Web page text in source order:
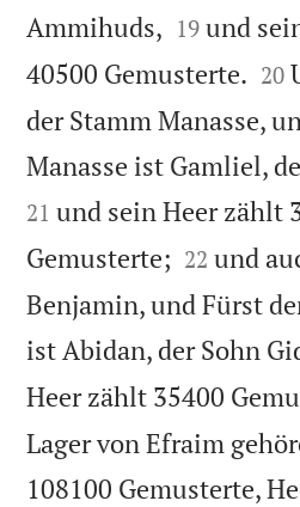
Ammihuds, 

19 und
40500 Gemusterte. 

20
der Stamm Manasse,
Manasse ist Gamliel,
21 und sein Heer zählt
Gemusterte; 

22 und
Benjamin, und Fürst
ist Abidan, der Sohn
Heer zählt 35400
Lager von Efraim
108100 Gemusterte,